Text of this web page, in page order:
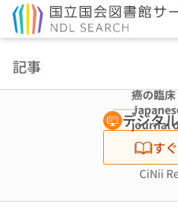
記事
癌の臨床
journal
clinics
デジタ
す
CiNii